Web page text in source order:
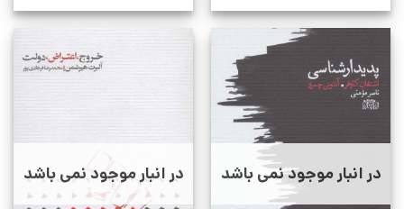
در انبار موجود نمی باشد در انبار موجود نمی باشد